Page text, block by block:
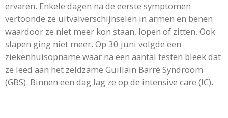
ervaren. Enkele dagen na de eerste symptomen
vertoonde ze uitvalverschijnselen in armen en benen
waardoor ze niet meer kon staan, lopen of zitten. Ook
slapen ging niet meer. Op 30 juni volgde een
ziekenhuisopname waar na een aantal testen bleek dat
ze leed aan het zeldzame Guillain Barré Syndroom
(GBS). Binnen een dag lag ze op de intensive care (IC).